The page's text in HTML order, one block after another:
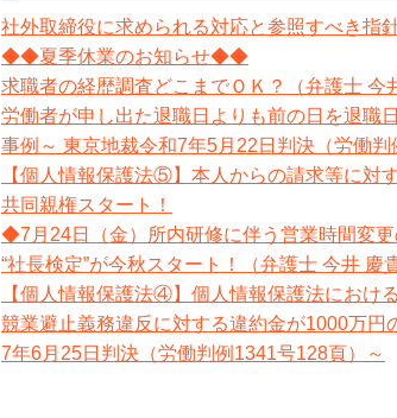
社外取締役に求められる対応と参照すべき指
◆◆夏季休業のお知らせ◆◆
求職者の経歴調査どこまでＯＫ？（弁護士 今
労働者が申し出た退職日よりも前の日を退職
事例～ 東京地裁令和7年5月22日判決（労働判
【個人情報保護法⑤】本人からの請求等に対
共同親権スタート！
◆7月24日（金）所内研修に伴う営業時間変
“社長検定”が今秋スタート！（弁護士 今井 慶
【個人情報保護法④】個人情報保護法におけ
競業避止義務違反に対する違約金が1000万
7年6月25日判決（労働判例1341号128頁）～